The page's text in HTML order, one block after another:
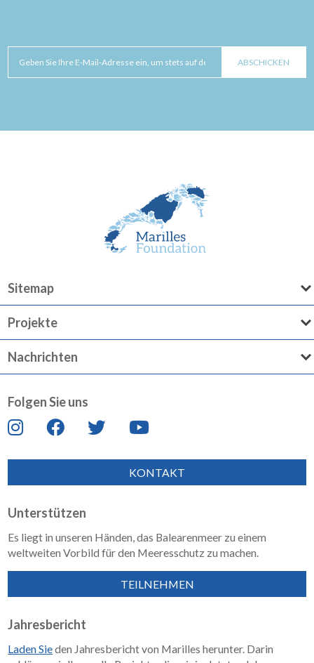
Sitemap
Projekte
Nachrichten
Folgen Sie uns
KONTAKT
Unterstützen
Es liegt in unseren Händen, das Balearenmeer zu einem
weltweiten Vorbild für den Meeresschutz zu machen.
TEILNEHMEN
Jahresbericht
Laden Sieden Jahresbericht von Marilles herunter. Darin